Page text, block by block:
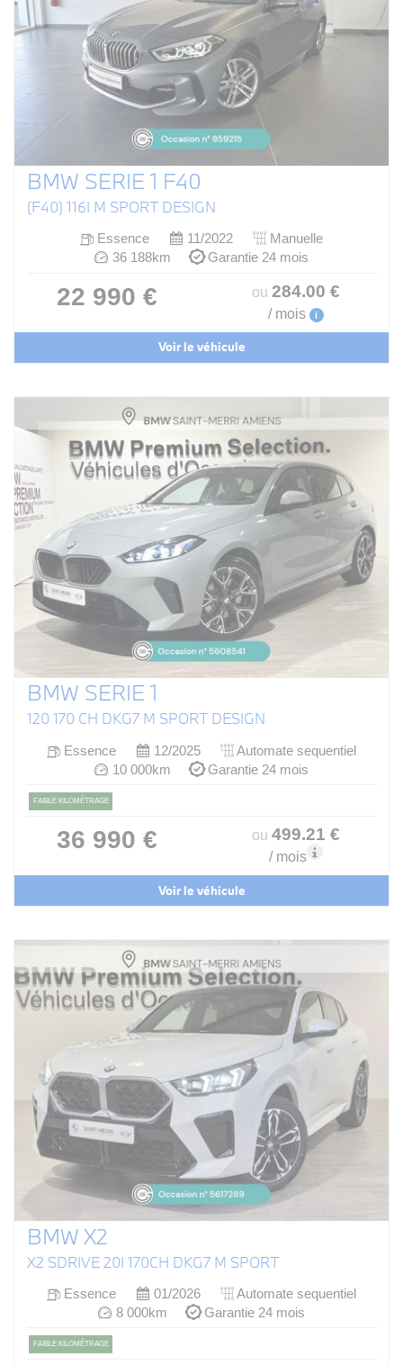
BMW SERIE 1 F40
(F40) 116I M SPORT DESIGN
Essence 11/2022
Manuelle
36 188km
Garantie 24 mois
22 990 € ou 284.00 €
/ mois i
Voir le véhicule
BMW SERIE 1
120 170 CH DKG7 M SPORT DESIGN
Essence 12/2025
Automate sequentiel
10 000km
Garantie 24 mois
FAIBLE KILOMÉTRAGE
36 990 € ou 499.21 €
/ mois
Voir le véhicule
BMW X2
X2 SDRIVE 20I 170CH DKG7 M SPORT
Essence 01/2026
Automate sequentiel
8 000km
Garantie 24 mois
FAIBLE KILOMÉTRAGE